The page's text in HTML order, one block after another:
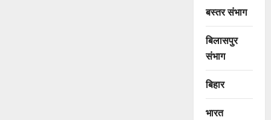
बस्तर संभाग
बिलासपुर
संभाग
बिहार
भारत